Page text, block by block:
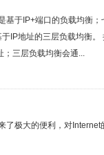
基于IP+端口的负载均衡
IP地址的三层负载均衡
；三层负载均衡会通...
了极大的便利，对